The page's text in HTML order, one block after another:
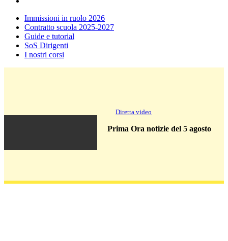
Immissioni in ruolo 2026
Contratto scuola 2025-2027
Guide e tutorial
SoS Dirigenti
I nostri corsi
Diretta video
Prima Ora notizie del 5 agosto